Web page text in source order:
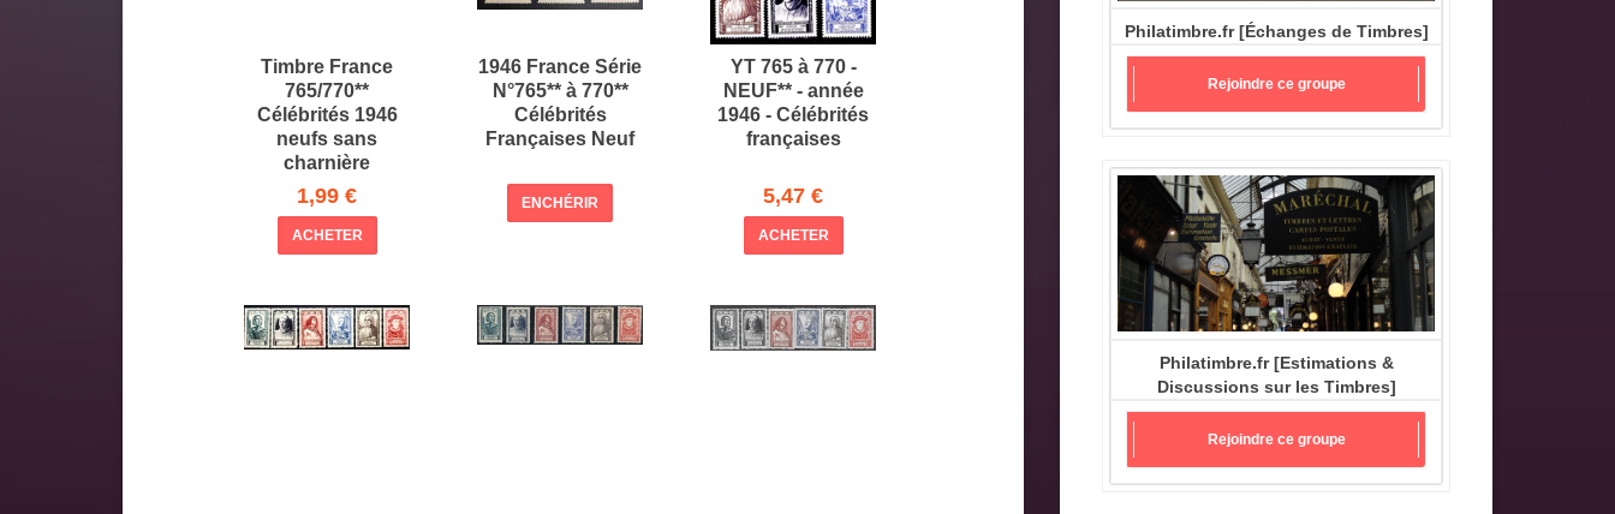
Timbre France
765/770**
Célébrités 1946
neufs sans
charnière
1,99 €
ACHETER
1946 France Série
N°765** à 770**
Célébrités
Françaises Neuf
ENCHÉRIR
YT 765 à 770 -
NEUF** - année
1946 - Célébrités
françaises
5,47 €
ACHETER
Philatimbre.fr [Échanges de Timbres]
Rejoindre ce groupe
Philatimbre.fr [Estimations &
Discussions sur les Timbres]
Rejoindre ce groupe